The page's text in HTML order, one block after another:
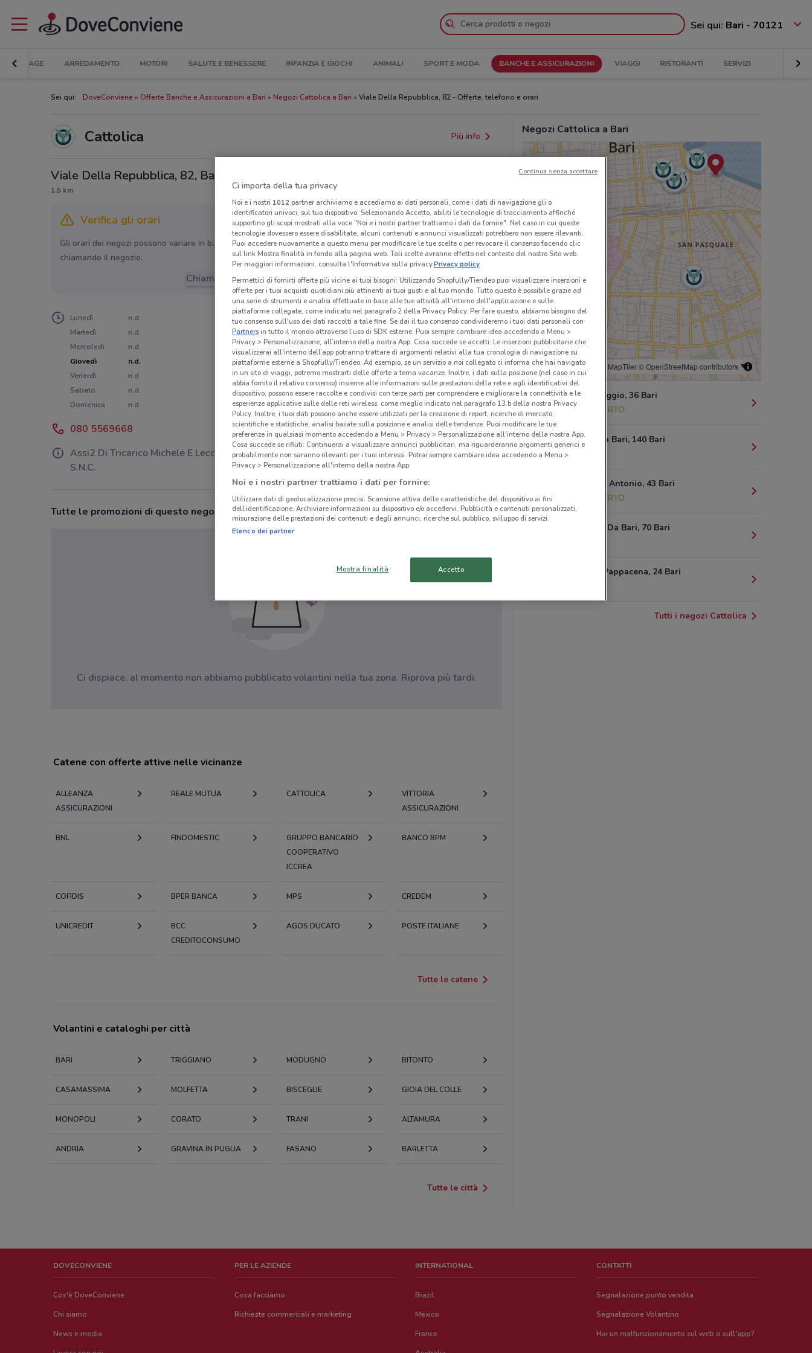
Sei qui: Bari - 70121
BRICOLAGE ARREDAMENTO MOTORI SALUTE E BENESSERE INFANZIA E GIOCHI ANIMALI SPORT E MODA BANCHE E ASSICURAZIONI VIAGGI RISTORANTI SERVIZI
Sei qui: DoveConviene Offerte Banche e Assicurazioni a Bari Negozi Cattolica a Bari Viale Della Repubblica, 82 - Offerte, telefono e orari
Cattolica Più info
Viale Della Repubblica, 82, Bari
1.5 km
Verifica gli orari
Gli orari dei negozi possono variare in base agli ultimi provvedimenti regionali o nazionali. Verifica l’accuratezza
chiamando il negozio.
Chiama il negozio
Lunedì
n.d.
Martedì
n.d.
Mercoledì
n.d.
Giovedì
n.d.
Venerdì
n.d.
Sabato
n.d.
Domenica
n.d.
080 5569668
Assi2 Di Tricarico Michele E Leccese Vincenzo
S.N.C.
Tutte le promozioni di questo negozio
Ci dispiace, al momento non abbiamo pubblicato volantini nella tua zona. Riprova più tardi.
Negozi Cattolica a Bari
© MapTiler© OpenStreetMap contributors
Via Xxiv Maggio, 36 Bari
372 m
APERTO
Via Melo Da Bari, 140 Bari
533 m
Via Beatillo Antonio, 43 Bari
APERTO
Via Andrea Da Bari, 70 Bari
Via Enrico Pappacena, 24 Bari
Tutti i negozi Cattolica
Catene con offerte attive nelle vicinanze
ALLEANZA
ASSICURAZIONI
REALE MUTUA CATTOLICA
VITTORIA
ASSICURAZIONI
BNL FINDOMESTIC
GRUPPO BANCARIO
COOPERATIVO
ICCREA
BANCO BPM
COFIDIS BPER BANCA MPS CREDEM
UNICREDIT
BCC
CREDITOCONSUMO
AGOS DUCATO POSTE ITALIANE
Tutte le catene
Volantini e cataloghi per città
BARI TRIGGIANO MODUGNO BITONTO
CASAMASSIMA MOLFETTA BISCEGLIE GIOIA DEL COLLE
MONOPOLI CORATO TRANI ALTAMURA
ANDRIA GRAVINA IN PUGLIA FASANO BARLETTA
Tutte le città
DOVECONVIENE
Cos'è DoveConviene
Chi siamo
News e media
PER LE AZIENDE
Cosa facciamo
Richieste commerciali e marketing
INTERNATIONAL
Brazil
Mexico
France
CONTATTI
Segnalazione punto vendita
Segnalazione Volantino
Hai un malfunzionamento sul web o sull'app?
Ci importa della tua privacy
Noi e i nostri 1012partner archiviamo e accediamo ai dati personali, come i dati di navigazione gli o
identificatori univoci, sul tuo dispositivo. Selezionando Accetto, abiliti le tecnologie di tracciamento affinché
supportino gli scopi mostrati alla voce "Noi e i nostri partner trattiamo i dati da fornire". Nel caso in cui queste
tecnologie dovessero essere disabilitate, alcuni contenuti e annunci visualizzati potrebbero non essere rilevanti.
Puoi accedere nuovamente a questo menu per modificare le tue scelte o per revocare il consenso facendo clic
sul link Mostra finalità in fondo alla pagina web. Tali scelte avranno effetto nel contesto del nostro Sito web.
Per maggiori informazioni, consulta l'Informativa sulla privacy.Privacy policy
Permettici di fornirti offerte più vicine ai tuoi bisogni: Utilizzando Shopfully/Tiendeo puoi visualizzare inserzioni e
offerte per i tuoi acquisti quotidiani più attinenti ai tuoi gusti e al tuo mondo. Tutto questo è possibile grazie ad
una serie di strumenti e analisi effettuate in base alle tue attività all'interno dell'applicazione e sulle
piattaforme collegate, come indicato nel paragrafo 2 della Privacy Policy. Per fare questo, abbiamo bisogno del
tuo consenso sull'uso dei dati raccolti a tale fine. Se dai il tuo consenso condivideremo i tuoi dati personali con
Partnersin tutto il mondo attraverso l’uso di SDK esterne. Puoi sempre cambiare idea accedendo a Menu >
Privacy > Personalizzazione, all’interno della nostra App. Cosa succede se accetti: Le inserzioni pubblicitarie che
visualizzerai all'interno dell’app potranno trattare di argomenti relativi alla tua cronologia di navigazione su
piattaforme esterne a Shopfully/Tiendeo. Ad esempio, se un servizio a noi collegato ci informa che hai navigato
in un sito di viaggi, potremo mostrarti delle offerte a tema vacanze. Inoltre, i dati sulla posizione (nel caso in cui
abbia fornito il relativo consenso) insieme alle informazioni sulle prestazioni della rete e agli identificativi del
dispositivo, possono essere raccolte e condivisi con terze parti per comprendere e migliorare la connettività e le
esperienze applicative sulle delle reti wireless, come meglio indicato nel paragrafo 13.b della nostra Privacy
Policy. Inoltre, i tuoi dati possono anche essere utilizzati per la creazione di report, ricerche di mercato,
scientifiche e statistiche, analisi basate sulla posizione e analisi delle tendenze. Puoi modificare le tue
preferenze in qualsiasi momento accedendo a Menu > Privacy > Personalizzazione all'interno della nostra App.
Cosa succede se rifiuti: Continuerai a visualizzare annunci pubblicitari, ma riguarderanno argomenti generici e
probabilmente non saranno rilevanti per i tuoi interessi. Potrai sempre cambiare idea accedendo a Menu >
Privacy > Personalizzazione all'interno della nostra App.
Noi e i nostri partner trattiamo i dati per fornire:
Utilizzare dati di geolocalizzazione precisi. Scansione attiva delle caratteristiche del dispositivo ai fini
dell’identificazione. Archiviare informazioni su dispositivo e/o accedervi. Pubblicità e contenuti personalizzati,
misurazione delle prestazioni dei contenuti e degli annunci, ricerche sul pubblico, sviluppo di servizi.
Elenco dei partner
Mostra finalità Accetto
Continua senza accettare